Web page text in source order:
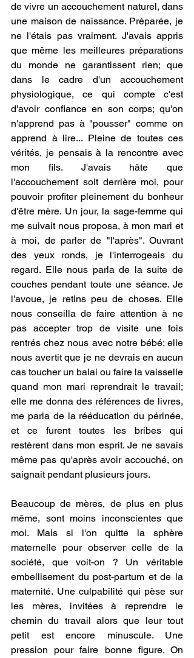
de vivre un accouchement naturel, dans
une maison de naissance. Préparée, je
ne l'étais pas vraiment. J'avais appris
que même les meilleures préparations
du monde ne garantissent rien; que
dans le cadre d'un accouchement
physiologique, ce qui compte c'est
d'avoir confiance en son corps; qu'on
n'apprend pas à "pousser" comme on
apprend à lire... Pleine de toutes ces
vérités, je pensais à la rencontre avec
mon fils. J'avais hâte que
l'accouchement soit derrière moi, pour
pouvoir profiter pleinement du bonheur
d'être mère. Un jour, la sage-femme qui
me suivait nous proposa, à mon mari et
à moi, de parler de "l'après". Ouvrant
des yeux ronds, je l'interrogeais du
regard. Elle nous parla de la suite de
couches pendant toute une séance. Je
l'avoue, je retins peu de choses. Elle
nous conseilla de faire attention à ne
pas accepter trop de visite une fois
rentrés chez nous avec notre bébé; elle
nous avertit que je ne devrais en aucun
cas toucher un balai ou faire la vaisselle
quand mon mari reprendrait le travail;
elle me donna des références de livres,
me parla de la rééducation du périnée,
et ce furent toutes les bribes qui
restèrent dans mon esprit. Je ne savais
même pas qu'après avoir accouché, on
saignait pendant plusieurs jours.
Beaucoup de mères, de plus en plus
même, sont moins inconscientes que
moi. Mais si l'on quitte la sphère
maternelle pour observer celle de la
société, que voit-on ? Un véritable
embellisement du post-partum et de la
maternité. Une culpabilité qui pèse sur
les mères, invitées à reprendre le
chemin du travail alors que leur tout
petit est encore minuscule. Une
pression pour faire bonne figure. On